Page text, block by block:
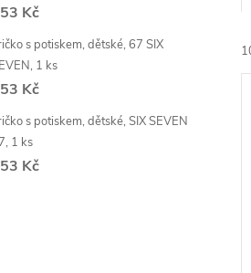
Kč
s potiskem, dětské, 67 SIX
1 ks
Kč
s potiskem, dětské, SIX SEVEN
1 ks
Kč
a